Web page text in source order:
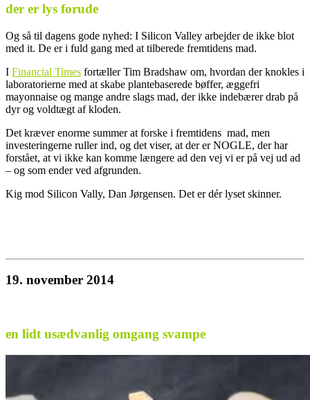
der er lys forude
Og så til dagens gode nyhed: I Silicon Valley arbejder de ikke blot
med it. De er i fuld gang med at tilberede fremtidens mad.
I Financial Times fortæller Tim Bradshaw om, hvordan der knokles i
laboratorierne med at skabe plantebaserede bøffer, æggefri
mayonnaise og mange andre slags mad, der ikke indebærer drab på
dyr og voldtægt af kloden.
Det kræver enorme summer at forske i fremtidens mad, men
investeringerne ruller ind, og det viser, at der er NOGLE, der har
forstået, at vi ikke kan komme længere ad den vej vi er på vej ud ad
– og som ender ved afgrunden.
Kig mod Silicon Vally, Dan Jørgensen. Det er dér lyset skinner.
19. november 2014
en lidt usædvanlig omgang svampe